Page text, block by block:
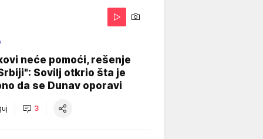
neće pomoći, rešenje
Sovilj otkrio šta je
da se Dunav oporavi
3